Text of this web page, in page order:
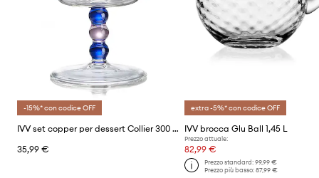
-15%* con codice OFF
IVV set copper per dessert Collier 300 ml pacco da 2
35,99 €
extra -5%* con codice OFF
IVV brocca Glu Ball 1,45 L
Prezzo attuale:
82,99 €
Prezzo standard: 99,99 €
Prezzo più basso: 87,99 €